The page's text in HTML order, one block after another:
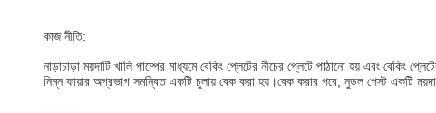
কাজ নীতি:
নাড়াচাড়া ময়দাটি খালি পাম্পের মাধ্যমে বেকিং প্লেটের নীচের প্লেটে পাঠানো হয় এবং
নিম্ন ফায়ার অগ্রভাগ সমন্বিত একটি চুলায় বেক করা হয়।বেক করার পরে, নুডল পেস্ট একটি